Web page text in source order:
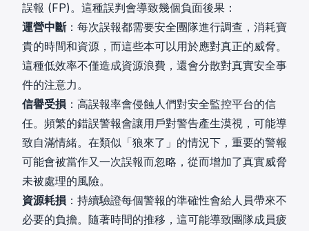
誤報 (FP)。這種誤判會導致幾個負面後果：
運營中斷：每次誤報都需要安全團隊進行調查，消耗寶
貴的時間和資源，而這些本可以用於應對真正的威脅。
這種低效率不僅造成資源浪費，還會分散對真實安全事
件的注意力。
信譽受損 ：高誤報率會侵蝕人們對安全監控平台的信
任。頻繁的錯誤警報會讓用戶對警告產生漠視，可能導
致自滿情緒。在類似「狼來了」的情況下，重要的警報
可能會被當作又一次誤報而忽略，從而增加了真實威脅
未被處理的風險。
資源耗損 ：持續驗證每個警報的準確性會給人員帶來不
必要的負擔。隨著時間的推移，這可能導致團隊成員疲